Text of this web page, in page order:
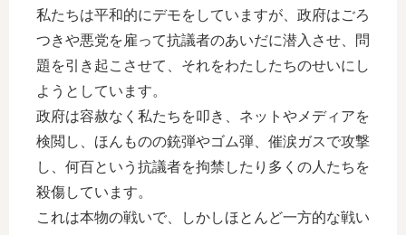
私たちは平和的にデモをしていますが、政府はごろ
つきや悪党を雇って抗議者のあいだに潜入させ、問
題を引き起こさせて、それをわたしたちのせいにし
ようとしています。
政府は容赦なく私たちを叩き、ネットやメディアを
検閲し、ほんものの銃弾やゴム弾、催涙ガスで攻撃
し、何百という抗議者を拘禁したり多くの人たちを
殺傷しています。
これは本物の戦いで、しかしほとんど一方的な戦い